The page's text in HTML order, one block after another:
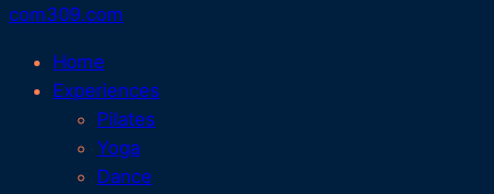
com309.com
Home
Experiences
Pilates
Yoga
Dance